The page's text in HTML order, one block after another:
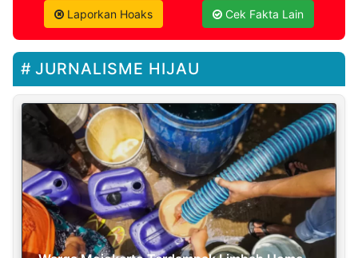
Laporkan Hoaks Cek Fakta Lain
JURNALISME HIJAU